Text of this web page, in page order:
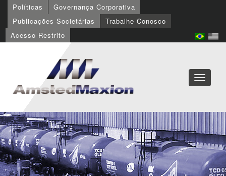
Políticas
Governança Corporativa
Publicações Societárias
Trabalhe Conosco
Acesso Restrito